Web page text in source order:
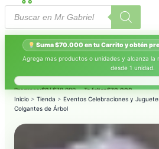
Búsqueda
productos
Suma $70.000 en tu Carrito y obtén
Agrega mas productos o unidades y alcanza la
desde 1 unidad.
Progreso:$0/ $70.000 — Te faltan$70.000.
Inicio > Tienda > Eventos Celebraciones y
Colgantes de Árbol